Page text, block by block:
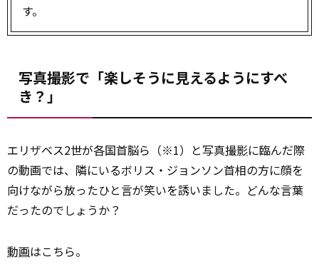
す。
写真撮影で「楽しそうに見えるようにすべ
き？」
エリザベス2世が各国首脳ら（※1）と写真撮影に臨んだ際
の動画では、隣にいるボリス・ジョンソン首相の方に顔を
向けながら放ったひと言が笑いを誘いました。どんな言葉
だったのでしょうか？
動画はこちら。